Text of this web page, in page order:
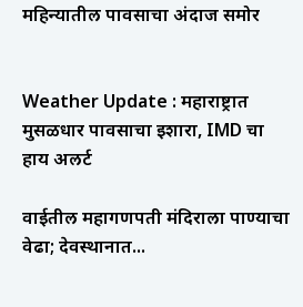
महिन्यातील पावसाचा अंदाज समोर
Weather Update : महाराष्ट्रात
मुसळधार पावसाचा इशारा, IMD चा
हाय अलर्ट
वाईतील महागणपती मंदिराला पाण्याचा
वेढा; देवस्थानात...